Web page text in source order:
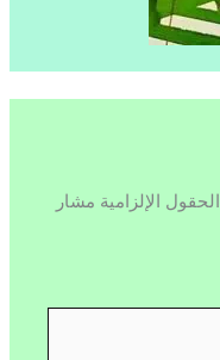
الحقول الإلزامية مشار